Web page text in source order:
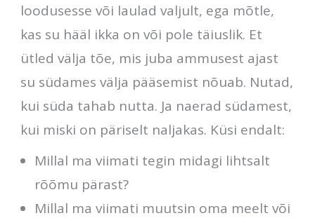
loodusesse või laulad valjult, ega mõtle,
kas su hääl ikka on või pole täiuslik. Et
ütled välja tõe, mis juba ammusest ajast
su südames välja pääsemist nõuab. Nutad,
kui süda tahab nutta. Ja naerad südamest,
kui miski on päriselt naljakas. Küsi endalt:
Millal ma viimati tegin midagi lihtsalt
rõõmu pärast?
Millal ma viimati muutsin oma meelt või